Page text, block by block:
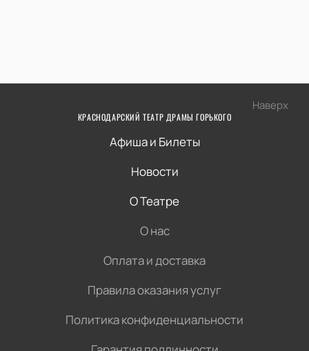
Наверх
КРАСНОДАРСКИЙ ТЕАТР ДРАМЫ ГОРЬКОГО
Афиша и Билеты
Новости
О Театре
О нас
Оплата и доставка
Правила оказания услуг
Политика конфиденциальности